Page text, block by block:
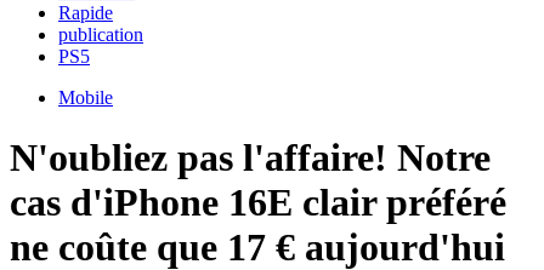
Rapide
publication
PS5
Mobile
N'oubliez pas l'affaire! Notre
cas d'iPhone 16E clair préféré
ne coûte que 17 € aujourd'hui